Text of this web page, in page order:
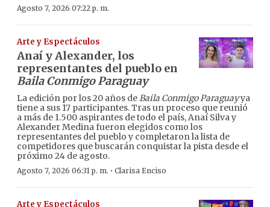
Agosto 7, 2026 07:22 p. m.
Arte y Espectáculos
Anaí y Alexander, los
representantes del pueblo en
Baila Conmigo Paraguay
La edición por los 20 años deBaila Conmigo Paraguayya
tiene a sus 17 participantes. Tras un proceso que reunió
a más de 1.500 aspirantes de todo el país, Anaí Silva y
Alexander Medina fueron elegidos como los
representantes del pueblo y completaron la lista de
competidores que buscarán conquistar la pista desde el
próximo 24 de agosto.
Agosto 7, 2026 06:31 p. m. · Clarisa Enciso
Arte y Espectáculos